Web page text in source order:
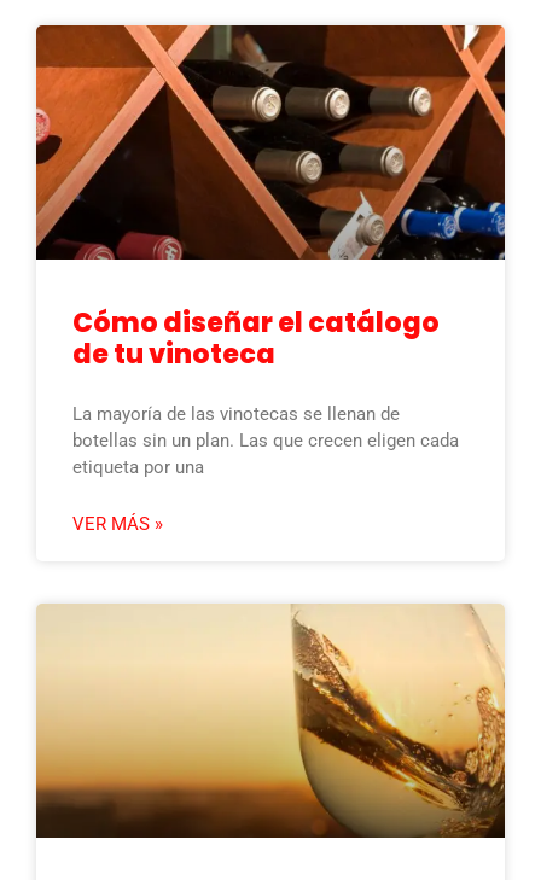
Cómo diseñar el catálogo
de tu vinoteca
La mayoría de las vinotecas se llenan de
botellas sin un plan. Las que crecen eligen cada
etiqueta por una
VER MÁS »